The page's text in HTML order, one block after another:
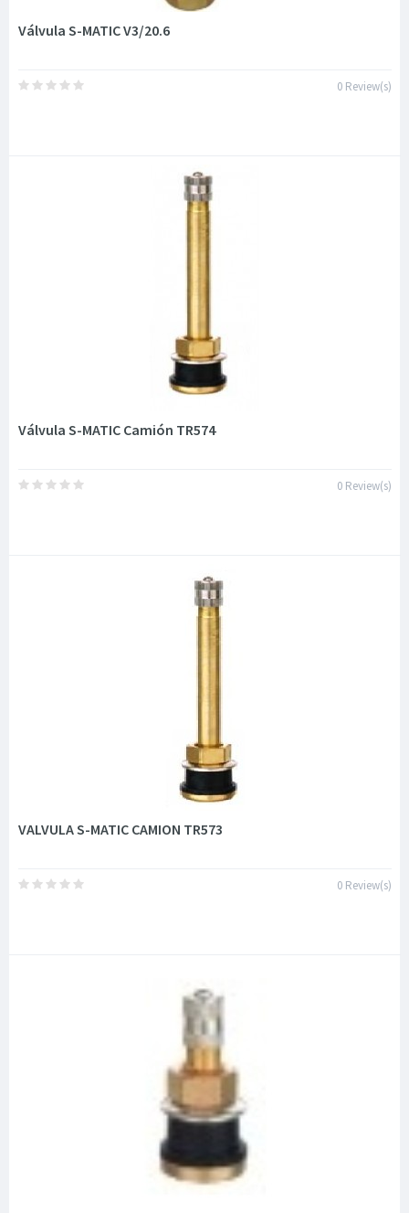
Válvula S-MATIC V3/20.6
0 Review(s)
Válvula S-MATIC Camión TR574
0 Review(s)
VALVULA S-MATIC CAMION TR573
0 Review(s)